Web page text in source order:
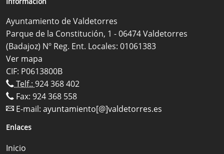
Ayuntamiento de Valdetorres
Parque de la Constitución, 1 - 06474 Valdetorres
(Badajoz) Nº Reg. Ent. Locales: 01061383
Ver mapa
CIF: P0613800B
Telf.: 924 368 402
Fax: 924 368 558
E-mail: ayuntamiento[@]valdetorres.es
Enlaces
Inicio